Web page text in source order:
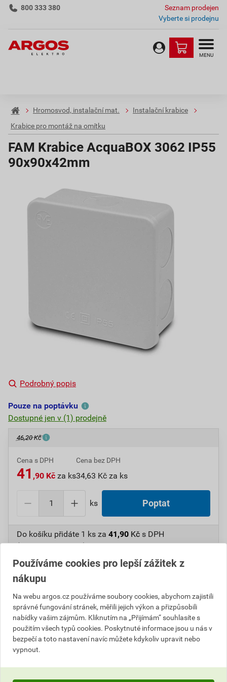
800 333 380
Seznam prodejen
Vyberte si prodejnu
MENU
Hromosvod, instalační mat.
Instalační krabice
Krabice pro montáž na omítku
FAM Krabice AcquaBOX 3062 IP55
90x90x42mm
Podrobný popis
Pouze na poptávku
Dostupné jen v (1) prodejně
46,20 Kč
Cena s DPH
41 ,90 Kč za ks
Cena bez DPH
34,63 Kč za ks
ks Poptat
Do košíku přidáte 1 ks za 41,90 Kč s DPH
(34,63Kčbez DPH).
Číslo položky:1000107106
Katalogový kód: 6V9TC
Výrobky značky:
Popis
FAM Krabice AcquaBOX 3062 IP55 90x90x42mm,
Používáme cookies pro lepší zážitek z
nákupu
Na webu argos.cz používáme soubory cookies, abychom zajistili
správné fungování stránek, měřili jejich výkon a přizpůsobili
nabídky vašim zájmům. Kliknutím na „Přijímám“ souhlasíte s
použitím všech typů cookies. Poskytnuté informace jsou u nás v
bezpečí a toto nastavení navíc můžete kdykoliv upravit nebo
vypnout.